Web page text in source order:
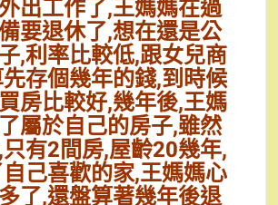
出工作了,王媽媽在過
要退休了,想在還是公
,利率比較低,跟女兒商
存個幾年的錢,到時候
房比較好,幾年後,王媽
屬於自己的房子,雖然
有2間房,屋齡20幾年,
己喜歡的家,王媽媽心
了,還盤算著幾年後退